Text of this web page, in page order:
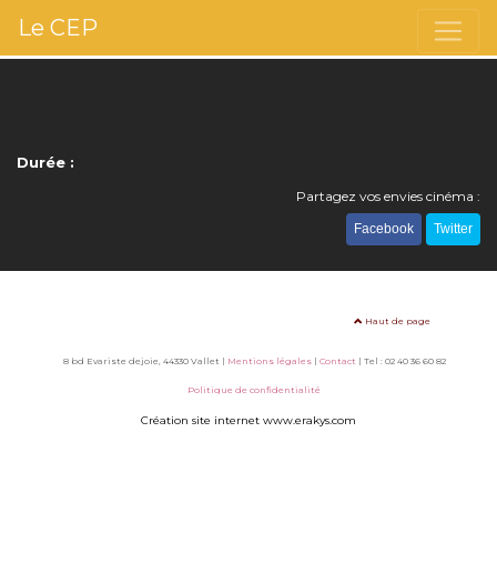
Le CEP
Durée :
Partagez vos envies cinéma :
Facebook Twitter
Haut de page
8 bd Evariste dejoie, 44330 Vallet | Mentions légales| Contact | Tel : 02 40 36 60 82
Politique de confidentialité
Création site internet www.erakys.com